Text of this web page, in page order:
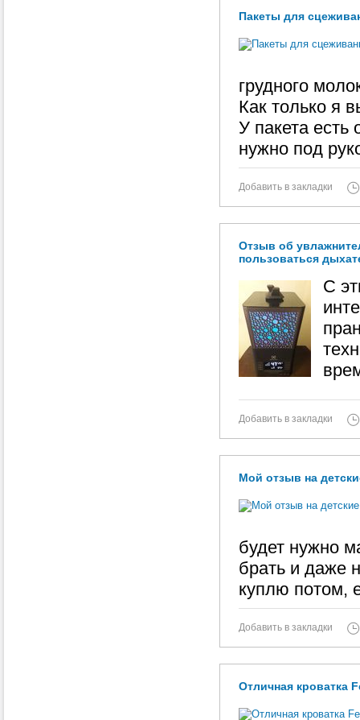
Пакеты для
грудного
Как только я
У пакета есть
нужно под
Добавить в закладки
Отзыв об
пользоваться
С
Добавить в закладки
Мой отзыв на
будет нужно
брать и даже
куплю потом,
Добавить в закладки
Отличная кроватка